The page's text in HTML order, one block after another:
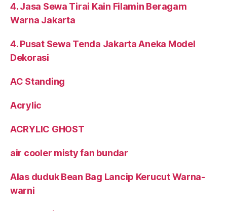
4. Jasa Sewa Tirai Kain Filamin Beragam
Warna Jakarta
4. Pusat Sewa Tenda Jakarta Aneka Model
Dekorasi
AC Standing
Acrylic
ACRYLIC GHOST
air cooler misty fan bundar
Alas duduk Bean Bag Lancip Kerucut Warna-
warni